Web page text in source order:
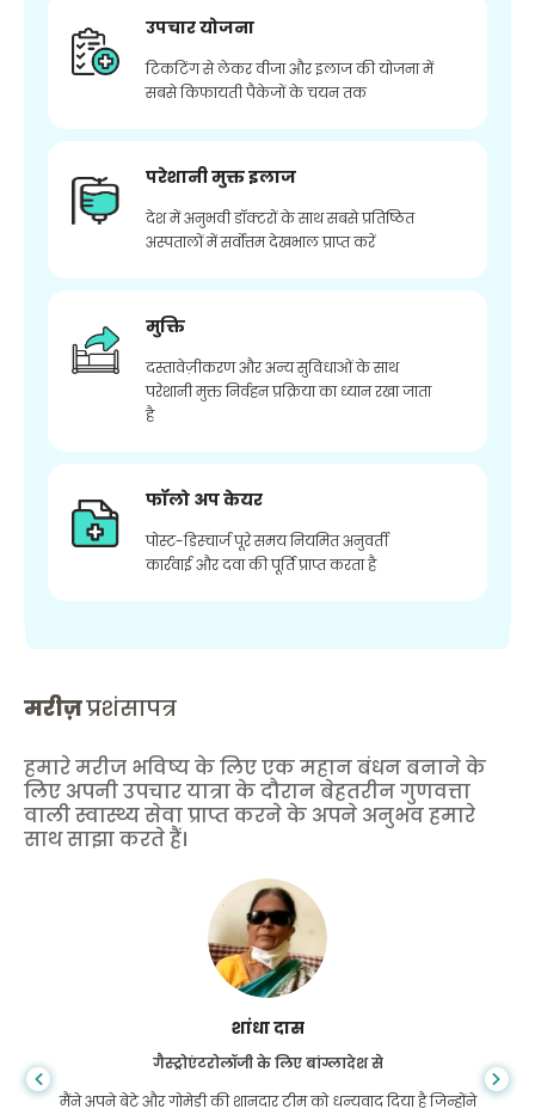
उपचार योजना
टिकटिंग से लेकर वीजा और इलाज की योजना में
सबसे किफायती पैकेजों के चयन तक
परेशानी मुक्त इलाज
देश में अनुभवी डॉक्टरों के साथ सबसे प्रतिष्ठित
अस्पतालों में सर्वोत्तम देखभाल प्राप्त करें
मुक्ति
दस्तावेज़ीकरण और अन्य सुविधाओं के साथ
परेशानी मुक्त निर्वहन प्रक्रिया का ध्यान रखा जाता
है
फॉलो अप केयर
पोस्ट-डिस्चार्ज पूरे समय नियमित अनुवर्ती
कार्रवाई और दवा की पूर्ति प्राप्त करता है
मरीज़प्रशंसापत्र
हमारे मरीज भविष्य के लिए एक महान बंधन बनाने के
लिए अपनी उपचार यात्रा के दौरान बेहतरीन गुणवत्ता
वाली स्वास्थ्य सेवा प्राप्त करने के अपने अनुभव हमारे
साथ साझा करते हैं।
शांधा दास
गैस्ट्रोएंटरोलॉजी के लिए बांग्लादेश से
मैंने अपने बेटे और गोमेडी की शानदार टीम को धन्यवाद दिया है जिन्होंने